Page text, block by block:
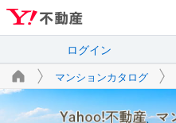
ログイン
マンションカタログ